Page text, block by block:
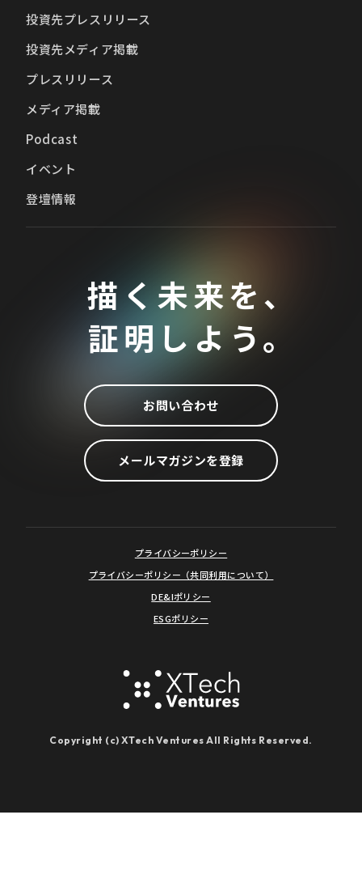
投資先プレスリリース
投資先メディア掲載
プレスリリース
メディア掲載
Podcast
イベント
登壇情報
描く未来を、
証明しよう。
お問い合わせ
メールマガジンを登録
プライバシーポリシー
プライバシーポリシー（共同利用について）
DE&Iポリシー
ESGポリシー
Copyright (c) XTech Ventures All Rights Reserved.